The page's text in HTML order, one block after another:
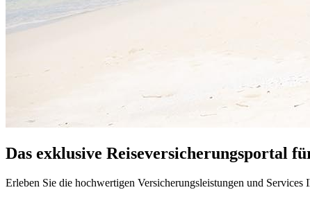
Das exklusive Reiseversicherungsportal
Erleben Sie die hochwertigen Versicherungsleistungen und